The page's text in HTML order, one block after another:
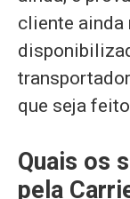
cliente ainda
que seja
Quais os
pela